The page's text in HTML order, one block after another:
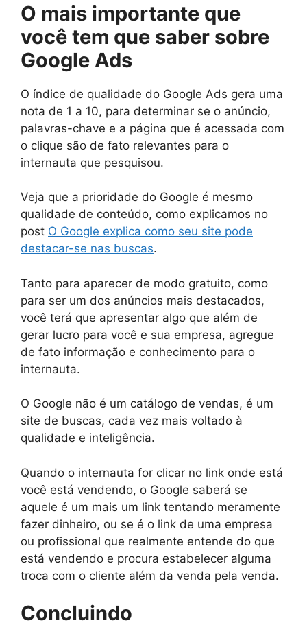
O mais importante que
você tem que saber sobre
Google Ads
O índice de qualidade do Google Ads gera uma
nota de 1 a 10, para determinar se o anúncio,
palavras-chave e a página que é acessada com
o clique são de fato relevantes para o
internauta que pesquisou.
Veja que a prioridade do Google é mesmo
qualidade de conteúdo, como explicamos no
post O Google explica como seu site pode
destacar-se nas buscas.
Tanto para aparecer de modo gratuito, como
para ser um dos anúncios mais destacados,
você terá que apresentar algo que além de
gerar lucro para você e sua empresa, agregue
de fato informação e conhecimento para o
internauta.
O Google não é um catálogo de vendas, é um
site de buscas, cada vez mais voltado à
qualidade e inteligência.
Quando o internauta for clicar no link onde está
você está vendendo, o Google saberá se
aquele é um mais um link tentando meramente
fazer dinheiro, ou se é o link de uma empresa
ou profissional que realmente entende do que
está vendendo e procura estabelecer alguma
troca com o cliente além da venda pela venda.
Concluindo